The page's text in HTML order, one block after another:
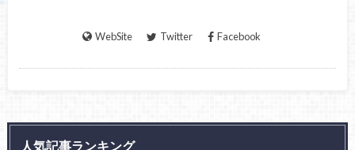
WebSite Twitter Facebook
人気記事ランキング